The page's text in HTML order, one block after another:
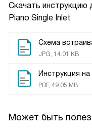
Скачать инструкцию
Piano Single Inlet
Схема
JPG, 14.01 KB
Инструкция
PDF, 49.05 MB
Может быть